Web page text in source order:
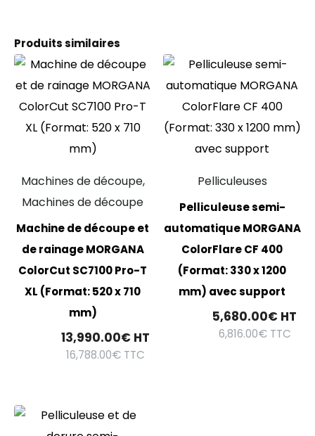
Produits similaires
Machines de découpe,
Machines de découpe
Machine de découpe et
de rainage MORGANA
ColorCut SC7100 Pro-T
XL (Format: 520 x 710
mm)
13,990.00€ HT
16,788.00€ TTC
Pelliculeuses
Pelliculeuse semi-
automatique MORGANA
ColorFlare CF 400
(Format: 330 x 1200
mm) avec support
5,680.00€ HT
6,816.00€TTC